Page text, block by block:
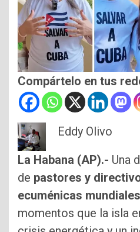
Compártelo en tus
Eddy Olivo
La Habana (AP).- Una
de pastores y
ecuménicas mundiales
momentos que la isla